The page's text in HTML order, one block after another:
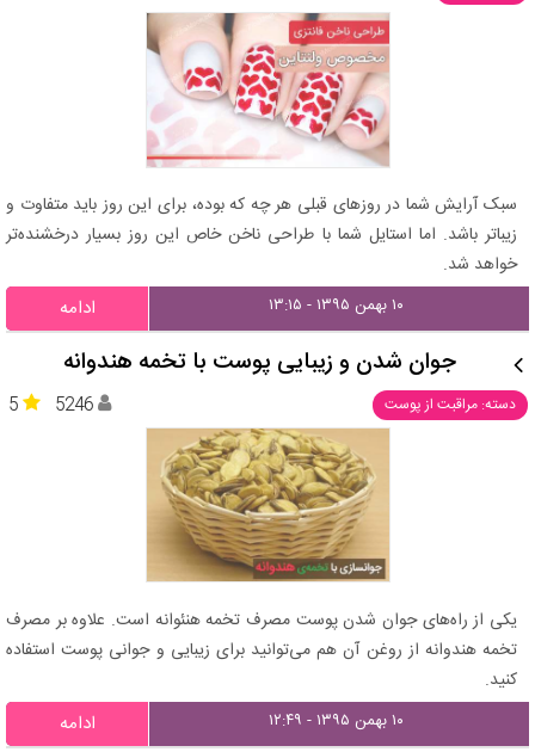
سبک آرایش شما در روزهای قبلی هر چه که بوده، برای این روز باید متفاوت و
زیباتر باشد. اما استایل شما با طراحی ناخن خاص این روز بسیار درخشنده‌تر
خواهد شد.
۱۰ بهمن ۱۳۹۵ - ۱۳:۱۵ ادامه
جوان شدن و زیبایی پوست با تخمه هندوانه
دسته: مراقبت از پوست 5 5246
یکی از راه‌های جوان شدن پوست مصرف تخمه هنئوانه است. علاوه بر مصرف
تخمه هندوانه از روغن آن هم می‌توانید برای زیبایی و جوانی پوست استفاده
کنید.
۱۰ بهمن ۱۳۹۵ - ۱۲:۴۹ ادامه